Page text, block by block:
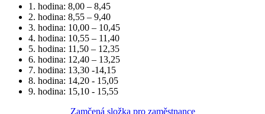
1. hodina: 8,00 – 8,45
2. hodina: 8,55 – 9,40
3. hodina: 10,00 – 10,45
4. hodina: 10,55 – 11,40
5. hodina: 11,50 – 12,35
6. hodina: 12,40 – 13,25
7. hodina: 13,30 -14,15
8. hodina: 14,20 - 15,05
9. hodina: 15,10 - 15,55
Zamčená složka pro zaměstnance